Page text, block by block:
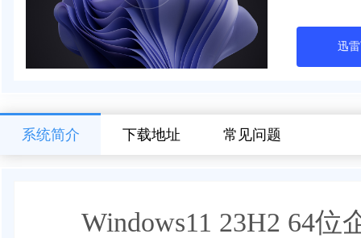
迅
系统简介 下载地址 常见问题
Windows11 23H2 64位